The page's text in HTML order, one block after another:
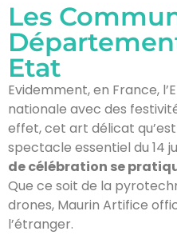
Les
Etat
Evidemment, en France,
nationale avec des
effet, cet art délicat
spectacle essentiel du 14
de célébration se
Que ce soit de la
drones, Maurin Artifice
l’étranger.